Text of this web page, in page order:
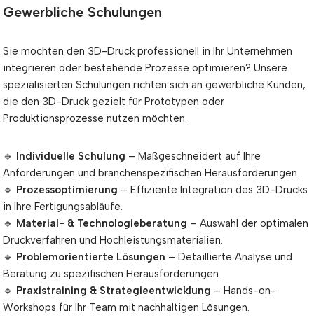
Gewerbliche Schulungen
Sie möchten den 3D-Druck professionell in Ihr Unternehmen
integrieren oder bestehende Prozesse optimieren? Unsere
spezialisierten Schulungen richten sich an gewerbliche Kunden,
die den 3D-Druck gezielt für Prototypen oder
Produktionsprozesse nutzen möchten.
🔹 Individuelle Schulung – Maßgeschneidert auf Ihre
Anforderungen und branchenspezifischen Herausforderungen.
🔹 Prozessoptimierung – Effiziente Integration des 3D-Drucks
in Ihre Fertigungsabläufe.
🔹 Material- & Technologieberatung – Auswahl der optimalen
Druckverfahren und Hochleistungsmaterialien.
🔹 Problemorientierte Lösungen – Detaillierte Analyse und
Beratung zu spezifischen Herausforderungen.
🔹 Praxistraining & Strategieentwicklung – Hands-on-
Workshops für Ihr Team mit nachhaltigen Lösungen.